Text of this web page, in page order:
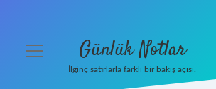
menüyü
Günlük Notlar
İlginç satırlarla farklı bir bakış açısı.